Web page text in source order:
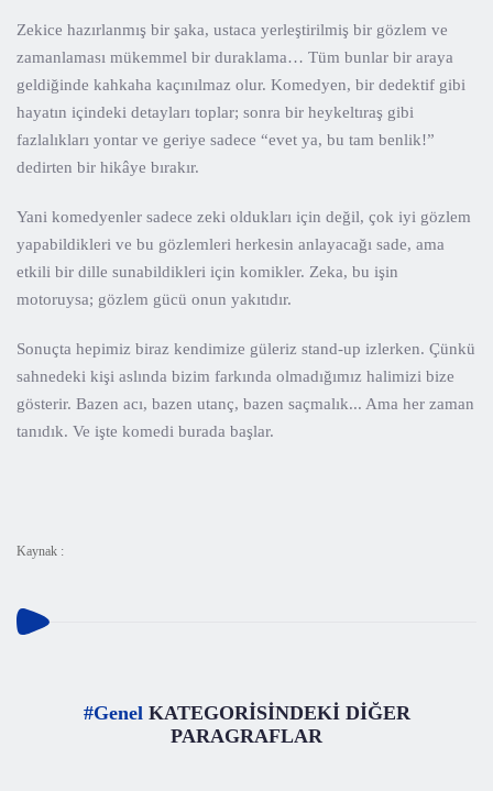
Zekice hazırlanmış bir şaka, ustaca yerleştirilmiş bir gözlem ve
zamanlaması mükemmel bir duraklama… Tüm bunlar bir araya
geldiğinde kahkaha kaçınılmaz olur. Komedyen, bir dedektif gibi
hayatın içindeki detayları toplar; sonra bir heykeltıraş gibi
fazlalıkları yontar ve geriye sadece “evet ya, bu tam benlik!”
dedirten bir hikâye bırakır.
Yani komedyenler sadece zeki oldukları için değil, çok iyi gözlem
yapabildikleri ve bu gözlemleri herkesin anlayacağı sade, ama
etkili bir dille sunabildikleri için komikler. Zeka, bu işin
motoruysa; gözlem gücü onun yakıtıdır.
Sonuçta hepimiz biraz kendimize güleriz stand-up izlerken. Çünkü
sahnedeki kişi aslında bizim farkında olmadığımız halimizi bize
gösterir. Bazen acı, bazen utanç, bazen saçmalık... Ama her zaman
tanıdık. Ve işte komedi burada başlar.
Kaynak :
#GenelKATEGORİSİNDEKİ DİĞER
PARAGRAFLAR